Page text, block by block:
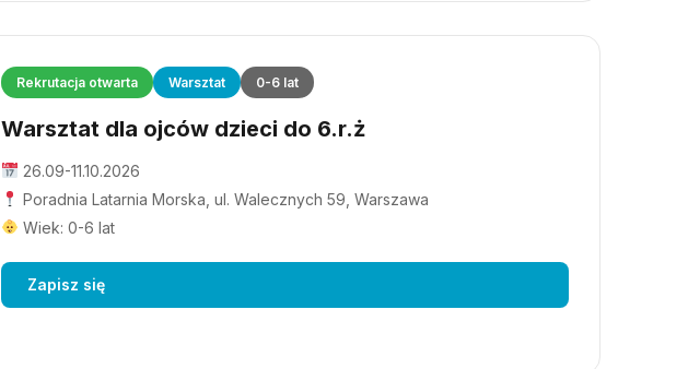
Rekrutacja otwarta Warsztat 0-6 lat
Warsztat dla ojców dzieci do 6.r.ż
26.09-11.10.2026
Poradnia Latarnia Morska, ul. Walecznych 59, Warszawa
Wiek: 0-6 lat
Zapisz się